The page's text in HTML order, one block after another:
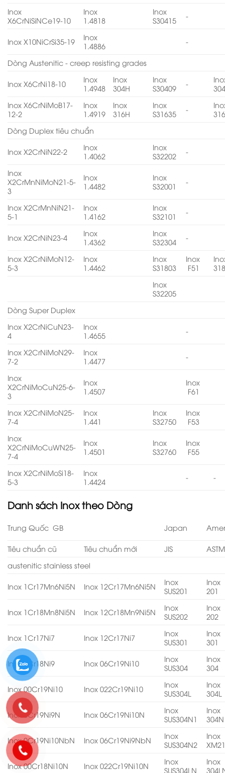
Inox
X6CrNiSiNCe19-10
Inox
1.4818
Inox
S30415
-
Inox X10NiCrSi35-19
Inox
1.4886
-
Dòng Austenitic - creep resisting grades
Inox X6CrNi18-10
Inox
1.4948
Inox
304H
Inox
S30409
-
Inox X6CrNiMoB17-
12-2
Inox
1.4919
Inox
316H
Inox
S31635
-
Dòng Duplex tiêu chuẩn
Inox X2CrNiN22-2
Inox
1.4062
Inox
S32202
-
Inox
X2CrMnNiMoN21-5-
3
Inox
1.4482
Inox
S32001
-
Inox X2CrMnNiN21-
5-1
Inox
1.4162
Inox
S32101
-
Inox X2CrNiN23-4
Inox
1.4362
Inox
S32304
-
Inox X2CrNiMoN12-
5-3
Inox
1.4462
Inox
S31803
Inox
F51
Inox
S32205
Dòng Super Duplex
Inox X2CrNiCuN23-
4
Inox
1.4655
-
Inox X2CrNiMoN29-
7-2
Inox
1.4477
-
Inox
X2CrNiMoCuN25-6-
3
Inox
1.4507
Inox
F61
Inox X2CrNiMoN25-
7-4
Inox
1.441
Inox
S32750
Inox
F53
Inox
X2CrNiMoCuWN25-
7-4
Inox
1.4501
Inox
S32760
Inox
F55
Inox X2CrNiMoSi18-
5-3
Inox
1.4424
- -
Danh sách Inox theo Dòng
Trung Quốc GB Japan
Tiêu chuẩn cũ Tiêu chuẩn mới JIS
ASTM
austenitic stainless steel
Inox 1Cr17Mn6Ni5N Inox 12Cr17Mn6Ni5N
Inox
SUS201
Inox
201
Inox 1Cr18Mn8Ni5N Inox 12Cr18Mn9Ni5N
Inox
SUS202
Inox
202
Inox 1Cr17Ni7 Inox 12Cr17Ni7
Inox
SUS301
Inox
301
Inox 0Cr18Ni9 Inox 06Cr19Ni10
Inox
SUS304
Inox
304
Inox 00Cr19Ni10 Inox 022Cr19Ni10
Inox
SUS304L
Inox
304L
Inox 0Cr19Ni9N Inox 06Cr19Ni10N
Inox
SUS304N1
Inox
304N
Inox 0Cr19Ni10NbN Inox 06Cr19Ni9NbN
Inox
SUS304N2
Inox
Inox 00Cr18Ni10N Inox 022Cr19Ni10N
Inox
SUS304LN
Inox